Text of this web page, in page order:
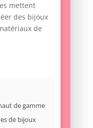
mettent
des bijoux
de
de gamme
de bijoux